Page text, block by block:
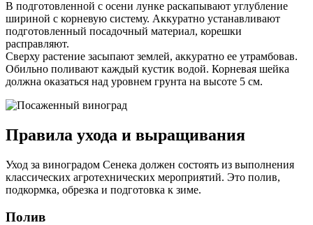
В подготовленной с осени лунке раскапывают углубление
шириной с корневую систему. Аккуратно устанавливают
подготовленный посадочный материал, корешки
расправляют.
Сверху растение засыпают землей, аккуратно ее утрамбовав.
Обильно поливают каждый кустик водой. Корневая шейка
должна оказаться над уровнем грунта на высоте 5 см.
Правила ухода и выращивания
Уход за виноградом Сенека должен состоять из выполнения
классических агротехнических мероприятий. Это полив,
подкормка, обрезка и подготовка к зиме.
Полив